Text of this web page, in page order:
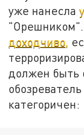
уже нанесла
доходчиво,
должен быть
категоричен: